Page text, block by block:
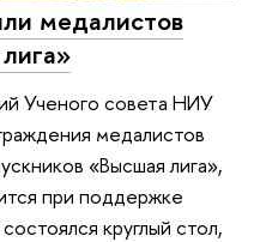
медалистов
Ученого совета НИУ
медалистов
«Высшая лига»,
при поддержке
круглый стол,